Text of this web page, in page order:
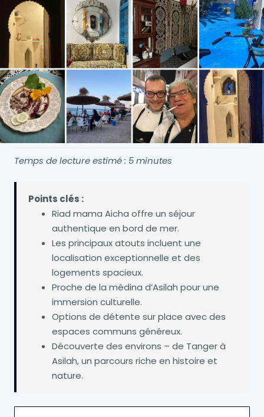
Temps de lecture estimé : 5 minutes
Points clés :
Riad mama Aicha offre un séjour
authentique en bord de mer.
Les principaux atouts incluent une
localisation exceptionnelle et des
logements spacieux.
Proche de la médina d’Asilah pour une
immersion culturelle.
Options de détente sur place avec des
espaces communs généreux.
Découverte des environs – de Tanger à
Asilah, un parcours riche en histoire et
nature.